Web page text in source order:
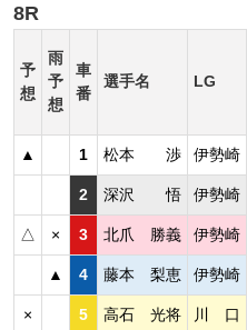
8R
予
想
雨
予
想
車
番
選手名 LG
▲ 1 松本 渉 伊勢崎
2 深沢 悟 伊勢崎
△ × 3 北爪 勝義 伊勢崎
▲ 4 藤本 梨恵 伊勢崎
× 5 高石 光将 川 口